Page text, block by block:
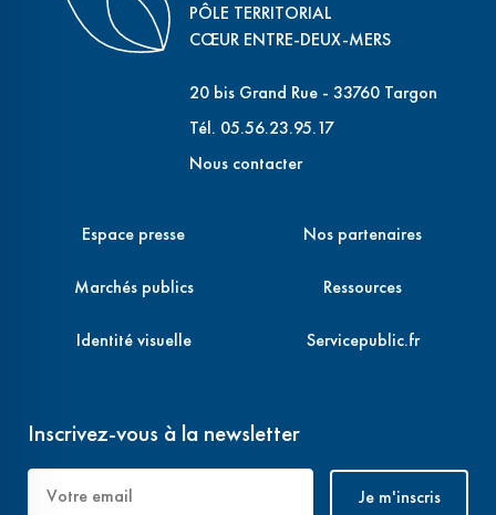
PÔLE TERRITORIAL
CŒUR ENTRE-DEUX-MERS
20 bis Grand Rue - 33760 Targon
Tél. 05.56.23.95.17
Nous contacter
Espace presse
Marchés publics
Identité visuelle
Nos partenaires
Ressources
Servicepublic.fr
Inscrivez-vous à la newsletter